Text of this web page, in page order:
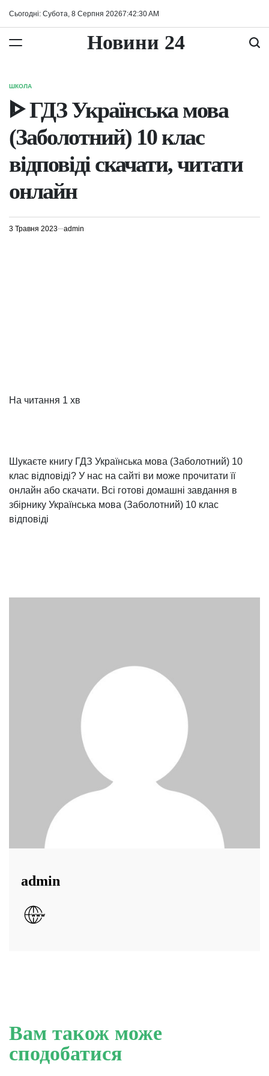
Сьогодні: Субота, 8 Серпня 20267:42:30AM
Новини 24
ОПУБЛІКУВАТИ
У
ШКОЛА
ᐈ ГДЗ Українська мова
(Заболотний) 10 клас
відповіді скачати, читати
онлайн
3 Травня 2023 admin
На читання 1 хв
Шукаєте книгу ГДЗ Українська мова (Заболотний) 10
клас відповіді? У нас на сайті ви може прочитати її
онлайн або скачати. Всі готові домашні завдання в
збірнику Українська мова (Заболотний) 10 клас
відповіді
admin
Вам також може
сподобатися